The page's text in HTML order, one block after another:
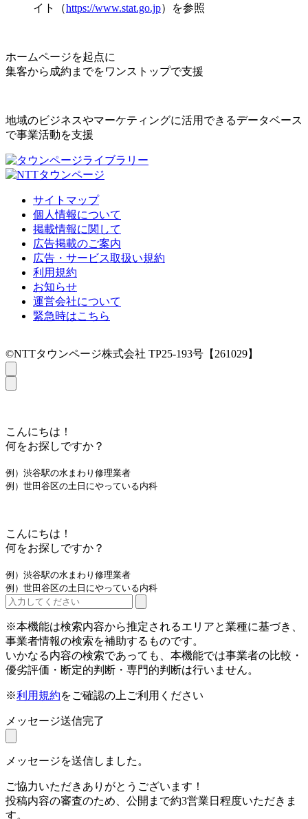
イト（https://www.stat.go.jp）を参照
ホームページを起点に
集客から成約までをワンストップで支援
地域のビジネスやマーケティングに活用できるデータベース
で事業活動を支援
サイトマップ
個人情報について
掲載情報に関して
広告掲載のご案内
広告・サービス取扱い規約
利用規約
お知らせ
運営会社について
緊急時はこちら
©NTTタウンページ株式会社 TP25-193号【261029】
こんにちは！
何をお探しですか？
例）渋谷駅の水まわり修理業者
例）世田谷区の土日にやっている内科
こんにちは！
何をお探しですか？
例）渋谷駅の水まわり修理業者
例）世田谷区の土日にやっている内科
※本機能は検索内容から推定されるエリアと業種に基づき、
事業者情報の検索を補助するものです。
いかなる内容の検索であっても、本機能では事業者の比較・
優劣評価・断定的判断・専門的判断は行いません。
※利用規約をご確認の上ご利用ください
メッセージ送信完了
メッセージを送信しました。
ご協力いただきありがとうございます！
投稿内容の審査のため、公開まで約3営業日程度いただきま
す。